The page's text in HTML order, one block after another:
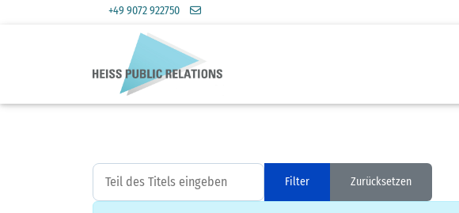
+49 9072 922750
Teil des Titels eingeben
Filter Zurücksetzen